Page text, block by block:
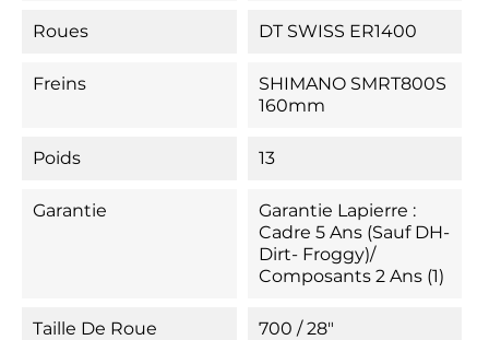
Roues DT SWISS ER1400
Freins
SHIMANO SMRT800S
160mm
Poids 13
Garantie
Garantie Lapierre :
Cadre 5 Ans (Sauf DH-
Dirt- Froggy)/
Composants 2 Ans (1)
Taille De Roue 700 / 28"